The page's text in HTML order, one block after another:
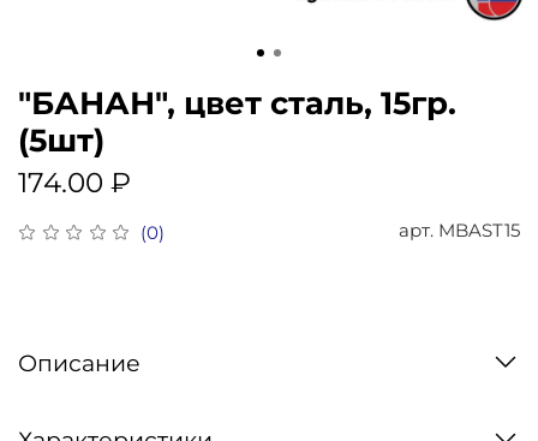
(0) арт. MBAST15
"БАНАН", цвет сталь, 15гр.
(5шт)
174.00 ₽
Описание